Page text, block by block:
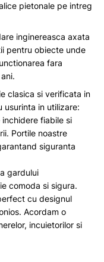
pietonale pe intreg
inginereasca axata
pentru obiecte unde
fara
clasica si verificata in
in utilizare:
fiabile si
Portile noastre
siguranta
gardului
comoda si sigura.
cu designul
Acordam o
incuietorilor si